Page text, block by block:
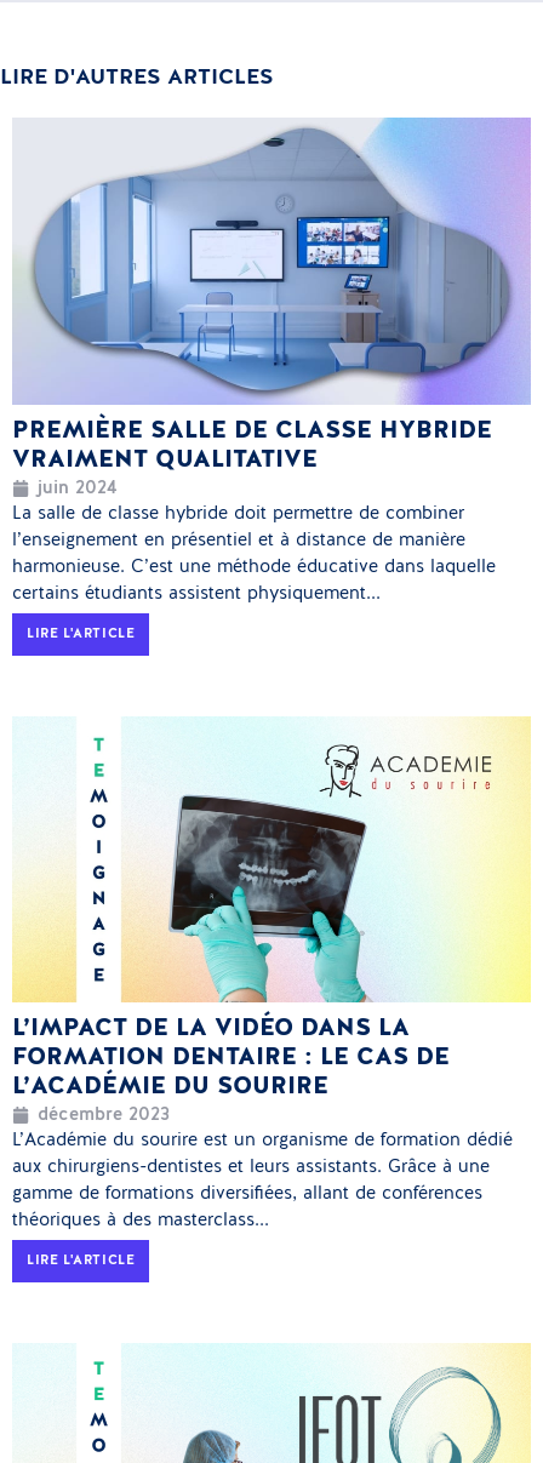
LIRE D'AUTRES ARTICLES
PREMIÈRE SALLE DE CLASSE HYBRIDE
VRAIMENT QUALITATIVE
juin 2024
La salle de classe hybride doit permettre de combiner
l’enseignement en présentiel et à distance de manière
harmonieuse. C’est une méthode éducative dans laquelle
certains étudiants assistent physiquement...
LIRE L'ARTICLE
L’IMPACT DE LA VIDÉO DANS LA
FORMATION DENTAIRE : LE CAS DE
L’ACADÉMIE DU SOURIRE
décembre 2023
L’Académie du sourire est un organisme de formation dédié
aux chirurgiens-dentistes et leurs assistants. Grâce à une
gamme de formations diversifiées, allant de conférences
théoriques à des masterclass...
LIRE L'ARTICLE